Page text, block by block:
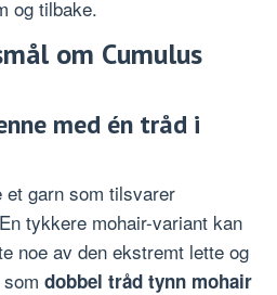
og tilbake.
om Cumulus
med én tråd i
et garn som tilsvarer
tykkere mohair-variant kan
noe av den ekstremt lette og
dobbel tråd tynn mohair